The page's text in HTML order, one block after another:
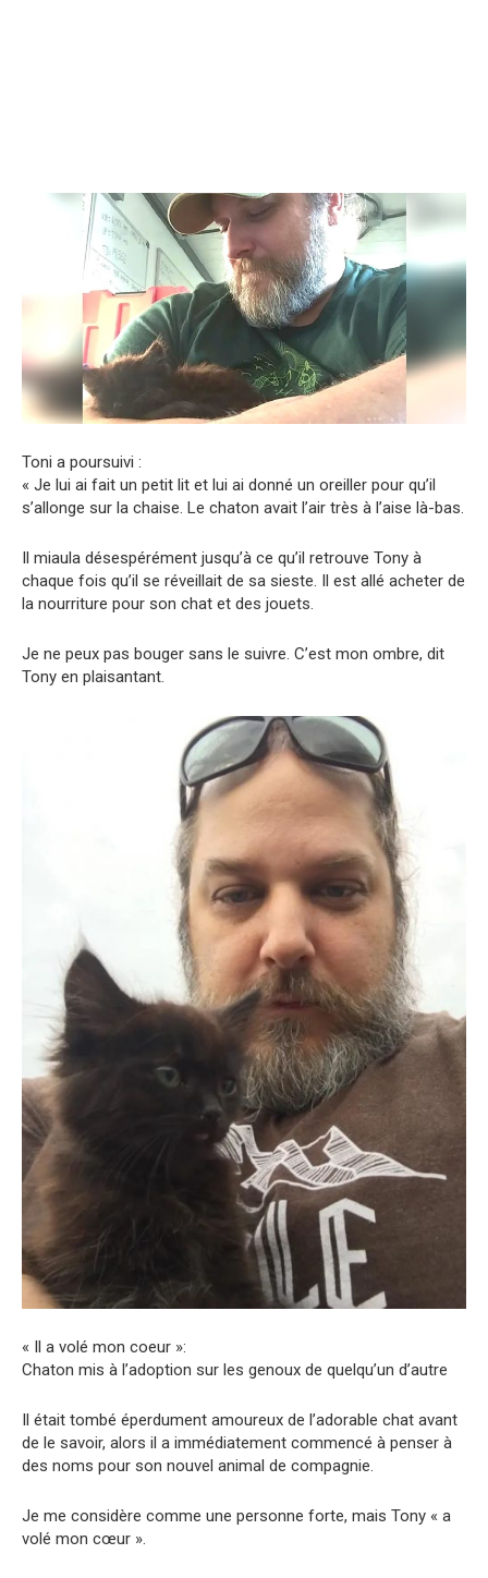
Toni a poursuivi :
« Je lui ai fait un petit lit et lui ai donné un oreiller pour qu’il
s’allonge sur la chaise. Le chaton avait l’air très à l’aise là-bas.
Il miaula désespérément jusqu’à ce qu’il retrouve Tony à
chaque fois qu’il se réveillait de sa sieste. Il est allé acheter de
la nourriture pour son chat et des jouets.
Je ne peux pas bouger sans le suivre. C’est mon ombre, dit
Tony en plaisantant.
« Il a volé mon coeur »:
Chaton mis à l’adoption sur les genoux de quelqu’un d’autre
Il était tombé éperdument amoureux de l’adorable chat avant
de le savoir, alors il a immédiatement commencé à penser à
des noms pour son nouvel animal de compagnie.
Je me considère comme une personne forte, mais Tony « a
volé mon cœur ».